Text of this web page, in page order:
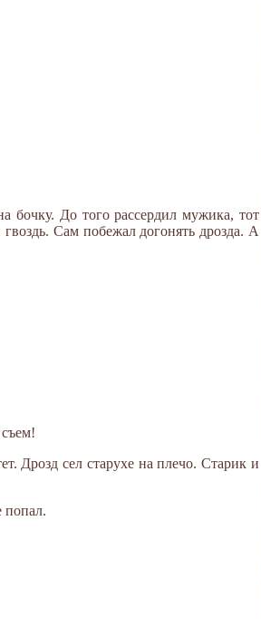
бочку. До того рассердил мужика, тот
Сам побежал догонять дрозда. А
Дрозд сел старухе на плечо. Старик и
попал.